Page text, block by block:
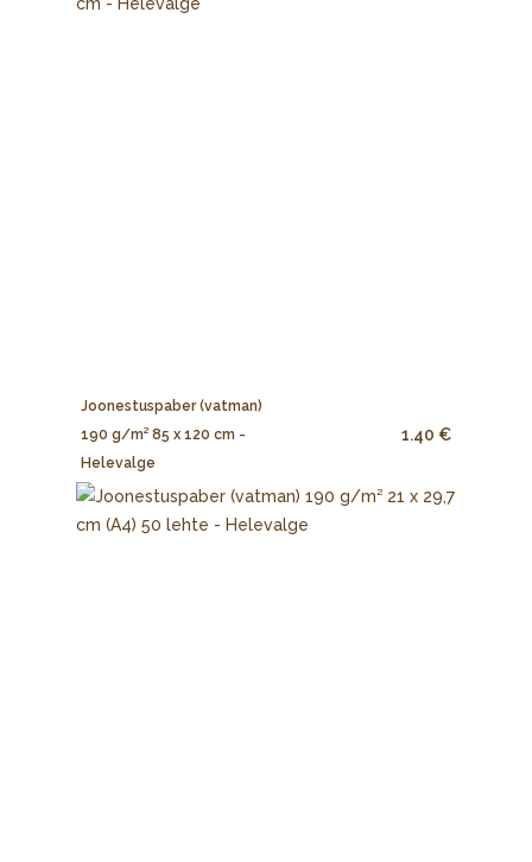
Joonestuspaber (vatman)
190 g/m² 85 x 120 cm -
Helevalge
1.40 €